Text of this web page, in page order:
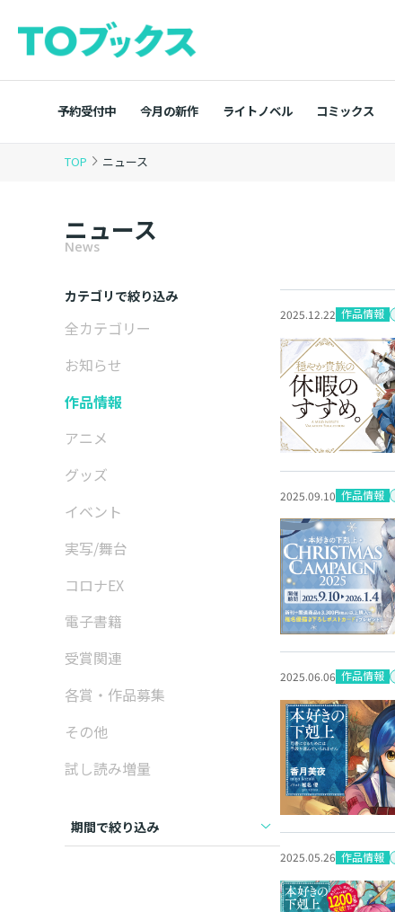
予約受付中 今月の新作 ライトノベル コミックス
TOP ニュース
ニュース
News
カテゴリで絞り込み
全カテゴリー
お知らせ
作品情報
アニメ
グッズ
イベント
実写/舞台
コロナEX
電子書籍
受賞関連
各賞・作品募集
その他
試し読み増量
期間で絞り込み
2025.12.22 作品情報
2025.09.10 作品情報
2025.06.06 作品情報
2025.05.26 作品情報